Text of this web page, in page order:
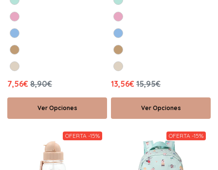
7,56€ 8,90€
Ver Opciones
13,56€ 15,95€
Ver Opciones
OFERTA -15% OFERTA -15%